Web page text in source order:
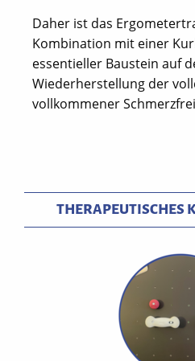
Daher ist das
Kombination mit einer
essentieller Baustein auf
Wiederherstellung der
vollkommener
THERAPEUTISCHES